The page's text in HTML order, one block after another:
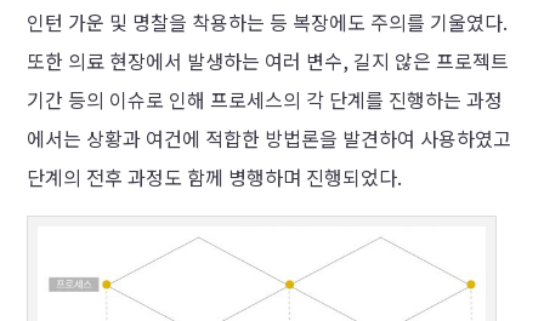
인턴 가운 및 명찰을 착용하는 등 복장에도 주의를 기울였다.
또한 의료 현장에서 발생하는 여러 변수, 길지 않은 프로젝트
기간 등의 이슈로 인해 프로세스의 각 단계를 진행하는 과정
에서는 상황과 여건에 적합한 방법론을 발견하여 사용하였고
단계의 전후 과정도 함께 병행하며 진행되었다.